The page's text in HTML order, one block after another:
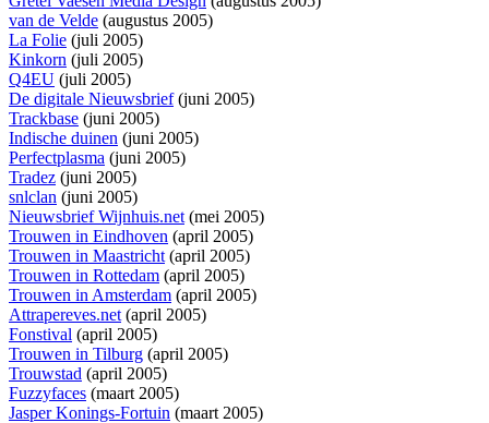
van de Velde (augustus 2005)
La Folie (juli 2005)
Kinkorn (juli 2005)
Q4EU (juli 2005)
De digitale Nieuwsbrief(juni 2005)
Trackbase (juni 2005)
Indische duinen (juni 2005)
Perfectplasma (juni 2005)
Tradez (juni 2005)
snlclan (juni 2005)
Nieuwsbrief Wijnhuis.net(mei 2005)
Trouwen in Eindhoven (april 2005)
Trouwen in Maastricht(april 2005)
Trouwen in Rottedam (april 2005)
Trouwen in Amsterdam (april 2005)
Attrapereves.net(april 2005)
Fonstival (april 2005)
Trouwen in Tilburg (april 2005)
Trouwstad (april 2005)
Fuzzyfaces (maart 2005)
Jasper Konings-Fortuin (maart 2005)